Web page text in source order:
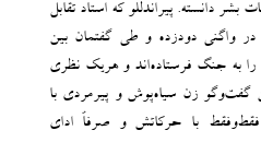
دانسته. پیراندللو که استاد تقابل
واگنی دود‌‌زده و طی گفتمان بین
را به جنگ فرستاده‌‌اند و هریک نظری
گفت‌وگو زن سیاه‌‌پوش و پیرمردی با
با حرکاتش و صرفاً ادای